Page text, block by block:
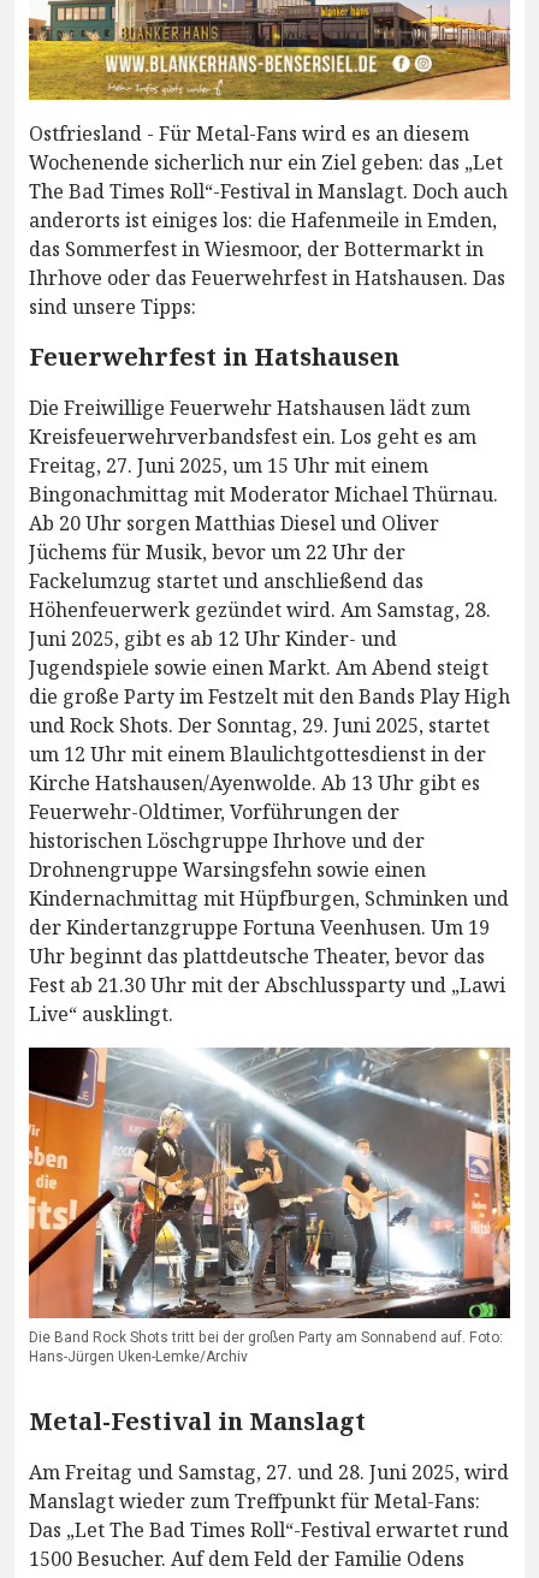
Ostfriesland - Für Metal-Fans wird es an diesem
Wochenende sicherlich nur ein Ziel geben: das „Let
The Bad Times Roll“-Festival in Manslagt. Doch auch
anderorts ist einiges los: die Hafenmeile in Emden,
das Sommerfest in Wiesmoor, der Bottermarkt in
Ihrhove oder das Feuerwehrfest in Hatshausen. Das
sind unsere Tipps:
Feuerwehrfest in Hatshausen
Die Freiwillige Feuerwehr Hatshausen lädt zum
Kreisfeuerwehrverbandsfest ein. Los geht es am
Freitag, 27. Juni 2025, um 15 Uhr mit einem
Bingonachmittag mit Moderator Michael Thürnau.
Ab 20 Uhr sorgen Matthias Diesel und Oliver
Jüchems für Musik, bevor um 22 Uhr der
Fackelumzug startet und anschließend das
Höhenfeuerwerk gezündet wird. Am Samstag, 28.
Juni 2025, gibt es ab 12 Uhr Kinder- und
Jugendspiele sowie einen Markt. Am Abend steigt
die große Party im Festzelt mit den Bands Play High
und Rock Shots. Der Sonntag, 29. Juni 2025, startet
um 12 Uhr mit einem Blaulichtgottesdienst in der
Kirche Hatshausen/Ayenwolde. Ab 13 Uhr gibt es
Feuerwehr-Oldtimer, Vorführungen der
historischen Löschgruppe Ihrhove und der
Drohnengruppe Warsingsfehn sowie einen
Kindernachmittag mit Hüpfburgen, Schminken und
der Kindertanzgruppe Fortuna Veenhusen. Um 19
Uhr beginnt das plattdeutsche Theater, bevor das
Fest ab 21.30 Uhr mit der Abschlussparty und „Lawi
Live“ ausklingt.
Die Band Rock Shots tritt bei der großen Party am Sonnabend auf. Foto:
Hans-Jürgen Uken-Lemke/Archiv
Metal-Festival in Manslagt
Am Freitag und Samstag, 27. und 28. Juni 2025, wird
Manslagt wieder zum Treffpunkt für Metal-Fans:
Das „Let The Bad Times Roll“-Festival erwartet rund
1500 Besucher. Auf dem Feld der Familie Odens